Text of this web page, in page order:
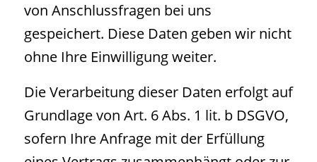
von Anschlussfragen bei uns
gespeichert. Diese Daten geben wir nicht
ohne Ihre Einwilligung weiter.
Die Verarbeitung dieser Daten erfolgt auf
Grundlage von Art. 6 Abs. 1 lit. b DSGVO,
sofern Ihre Anfrage mit der Erfüllung